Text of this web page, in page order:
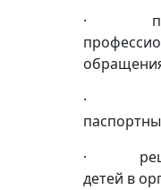
·
·
·
детей в